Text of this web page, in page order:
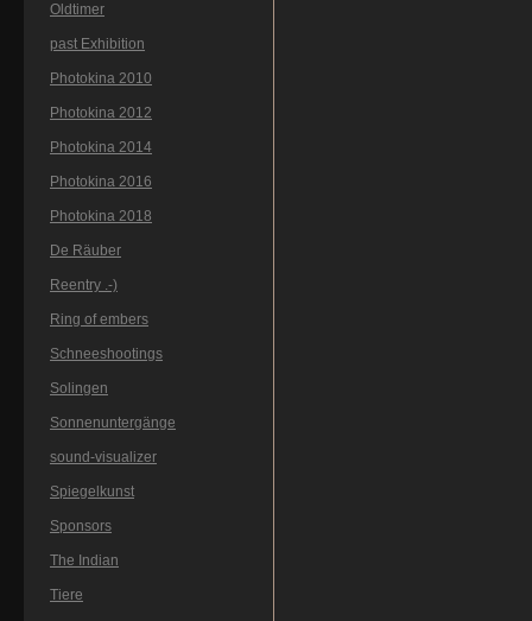
Oldtimer
past Exhibition
Photokina 2010
Photokina 2012
Photokina 2014
Photokina 2016
Photokina 2018
De Räuber
Reentry .-)
Ring of embers
Schneeshootings
Solingen
Sonnenuntergänge
sound-visualizer
Spiegelkunst
Sponsors
The Indian
Tiere